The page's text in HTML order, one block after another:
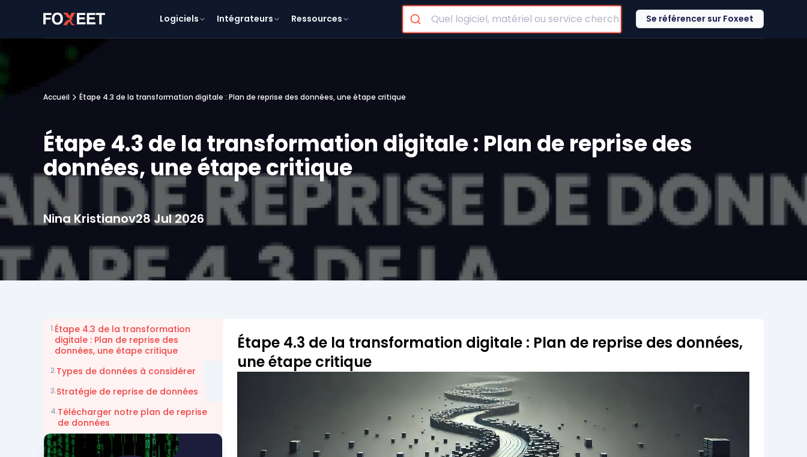
Logiciels Intégrateurs Ressources Se référencer sur Foxeet
Accueil Étape 4.3 de la transformation digitale : Plan de reprise des données, une étape critique
Étape 4.3 de la transformation digitale : Plan de reprise des
données, une étape critique
Nina Kristianov28 Jul 2026
Étape 4.3 de la transformation digitale : Plan de reprise des données,
une étape critique
1.Étape 4.3 de la transformation
digitale : Plan de reprise des
données, une étape critique
2.Types de données à considérer
3.Stratégie de reprise de données
4.Télécharger notre plan de reprise
de données